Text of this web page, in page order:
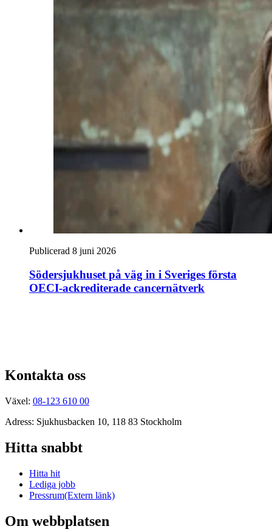
Publicerad 8 juni 2026
Södersjukhuset på väg in i Sveriges första
OECI-ackrediterade cancernätverk
Kontakta oss
Växel: 08-123 610 00
Adress: Sjukhusbacken 10, 118 83 Stockholm
Hitta snabbt
Hitta hit
Lediga jobb
Pressrum(Extern länk)
Om webbplatsen